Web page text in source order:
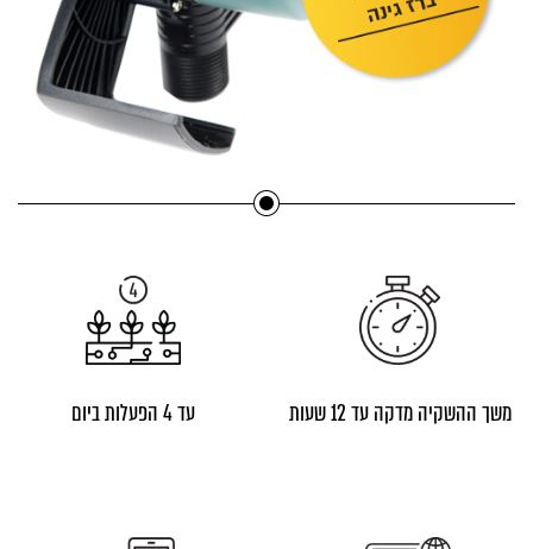
משך ההשקיה מדקה עד 12 שעות עד 4 הפעלות ביום